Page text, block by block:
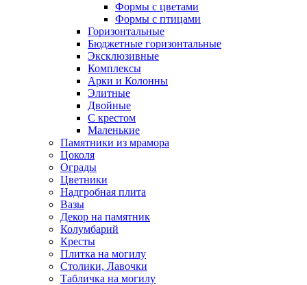
Формы с цветами
Формы с птицами
Горизонтальные
Бюджетные горизонтальные
Эксклюзивные
Комплексы
Арки и Колонны
Элитные
Двойные
С крестом
Маленькие
Памятники из мрамора
Цоколя
Ограды
Цветники
Надгробная плита
Вазы
Декор на памятник
Колумбарий
Кресты
Плитка на могилу
Столики, Лавочки
Табличка на могилу